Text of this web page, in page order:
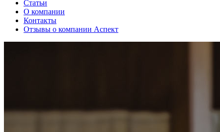
Статьи
О компании
Контакты
Отзывы о компании Аспект